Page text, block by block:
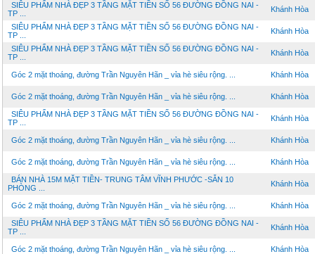
SIÊU PHẨM NHÀ ĐẸP 3 TẦNG MẶT TIỀN SỐ 56 ĐƯỜNG ĐỒNG NAI -
TP ...
Khánh Hòa
SIÊU PHẨM NHÀ ĐẸP 3 TẦNG MẶT TIỀN SỐ 56 ĐƯỜNG ĐỒNG NAI -
TP ...
Khánh Hòa
SIÊU PHẨM NHÀ ĐẸP 3 TẦNG MẶT TIỀN SỐ 56 ĐƯỜNG ĐỒNG NAI -
TP ...
Khánh Hòa
Góc 2 mặt thoáng, đường Trần Nguyên Hãn _ vỉa hè siêu rộng. ... Khánh Hòa
Góc 2 mặt thoáng, đường Trần Nguyên Hãn _ vỉa hè siêu rộng. ... Khánh Hòa
SIÊU PHẨM NHÀ ĐẸP 3 TẦNG MẶT TIỀN SỐ 56 ĐƯỜNG ĐỒNG NAI -
TP ...
Khánh Hòa
Góc 2 mặt thoáng, đường Trần Nguyên Hãn _ vỉa hè siêu rộng. ... Khánh Hòa
Góc 2 mặt thoáng, đường Trần Nguyên Hãn _ vỉa hè siêu rộng. ... Khánh Hòa
BÁN NHÀ 15M MẶT TIỀN- TRUNG TÂM VĨNH PHƯỚC -SẴN 10
PHÒNG ...
Khánh Hòa
Góc 2 mặt thoáng, đường Trần Nguyên Hãn _ vỉa hè siêu rộng. ... Khánh Hòa
SIÊU PHẨM NHÀ ĐẸP 3 TẦNG MẶT TIỀN SỐ 56 ĐƯỜNG ĐỒNG NAI -
TP ...
Khánh Hòa
Góc 2 mặt thoáng, đường Trần Nguyên Hãn _ vỉa hè siêu rộng. ... Khánh Hòa